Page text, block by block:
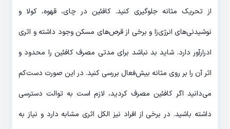
از تحریک مثانه جلوگیری کنید. کافئین در چای، قهوه، کولا و
نوشیدنی‌های انرژی‌زا و برخی از قرص‌های مسکن وجود داشته و اثری
ادرارآور دارد. شاید بد نباشد برای مدتی مصرف کافئین را محدود و
اثر آن را بر روی مثانه ‌بیش‌فعال بررسی کنید. در این صورت دست‌کم
می‌دانید اگر کافئین مصرف کردید، لازم است به توالت دسترسی
داشته باشید. در برخی از افراد نیز الکل اثری مشابه دارد و نیاز به